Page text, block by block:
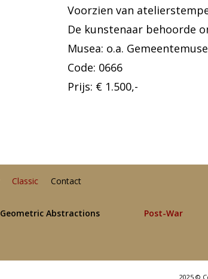
Voorzien van
De kunstenaar behoorde
Musea: o.a.
Code: 0666
Prijs: € 1.500,-
Classic Contact
Geometric Abstractions Post-War
2025 ©